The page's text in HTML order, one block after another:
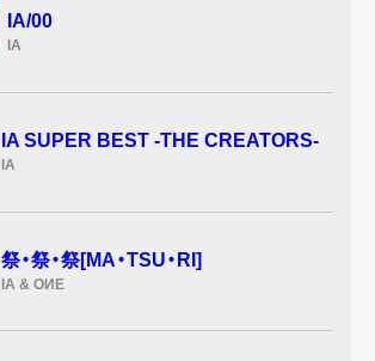
IA/00
IA
IA SUPER BEST -THE CREATORS-
IA
祭・祭・祭[MA・TSU・RI]
IA & OИE